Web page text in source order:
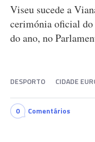
Viseu sucede a
cerimónia oficial do
do ano, no
DESPORTO CIDADE
0 Comentários